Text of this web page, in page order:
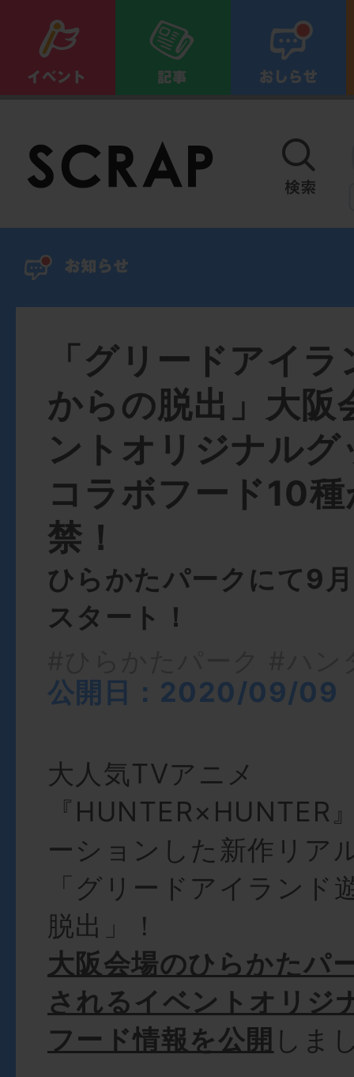
「グリードアイ
からの脱出」大阪
ントオリジナル
コラボフード10
禁！
ひらかたパークにて9
スタート！
公開日：2020/09/09
大人気TVアニメ
『HUNTER×HUNTER
ーションした新作リア
「グリードアイランド
脱出」！
大阪会場のひらかたパ
されるイベントオリジ
フード情報を公開 しま